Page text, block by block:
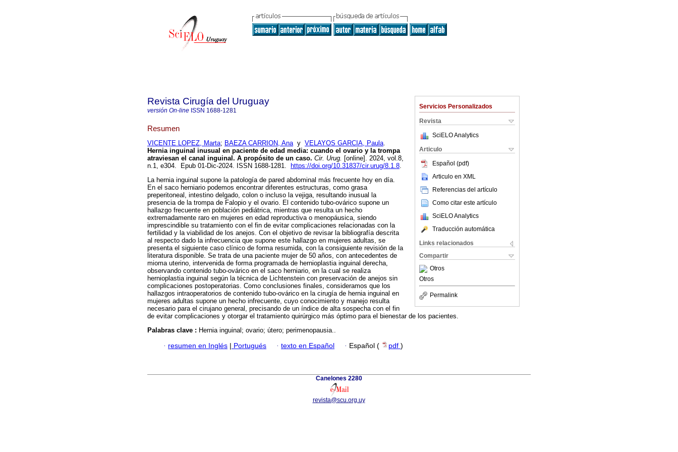
Servicios Personalizados
Revista
SciELO Analytics
Articulo
Español (pdf)
Articulo en XML
Referencias del artículo
Como citar este artículo
SciELO Analytics
Traducción automática
Links relacionados
Compartir
Otros
Otros
Permalink
Revista Cirugía del Uruguay
versión On-line ISSN 1688-1281
Resumen
VICENTE LOPEZ, Marta; BAEZA CARRION, Anay VELAYOS GARCIA, Paula.
Hernia inguinal inusual en paciente de edad media: cuando el ovario y la trompa
atraviesan el canal inguinal. A propósito de un caso. Cir. Urug. [online]. 2024, vol.8,
n.1, e304. Epub 01-Dic-2024. ISSN 1688-1281.
https://doi.org/10.31837/cir.urug/8.1.8.
La hernia inguinal supone la patología de pared abdominal más frecuente hoy en día.
En el saco herniario podemos encontrar diferentes estructuras, como grasa
preperitoneal, intestino delgado, colon o incluso la vejiga, resultando inusual la
presencia de la trompa de Falopio y el ovario. El contenido tubo-ovárico supone un
hallazgo frecuente en población pediátrica, mientras que resulta un hecho
extremadamente raro en mujeres en edad reproductiva o menopáusica, siendo
imprescindible su tratamiento con el fin de evitar complicaciones relacionadas con la
fertilidad y la viabilidad de los anejos. Con el objetivo de revisar la bibliografía descrita
al respecto dado la infrecuencia que supone este hallazgo en mujeres adultas, se
presenta el siguiente caso clínico de forma resumida, con la consiguiente revisión de la
literatura disponible. Se trata de una paciente mujer de 50 años, con antecedentes de
mioma uterino, intervenida de forma programada de hernioplastia inguinal derecha,
observando contenido tubo-ovárico en el saco herniario, en la cual se realiza
hernioplastia inguinal según la técnica de Lichtenstein con preservación de anejos sin
complicaciones postoperatorias. Como conclusiones finales, consideramos que los
hallazgos intraoperatorios de contenido tubo-ovárico en la cirugía de hernia inguinal en
mujeres adultas supone un hecho infrecuente, cuyo conocimiento y manejo resulta
necesario para el cirujano general, precisando de un índice de alta sospecha con el fin
de evitar complicaciones y otorgar el tratamiento quirúrgico más óptimo para el bienestar de los pacientes.
Palabras clave : Hernia inguinal; ovario; útero; perimenopausia..
· resumen en Inglés | Portugués · texto en Español · Español ( pdf )
Canelones 2280
revista@scu.org.uy